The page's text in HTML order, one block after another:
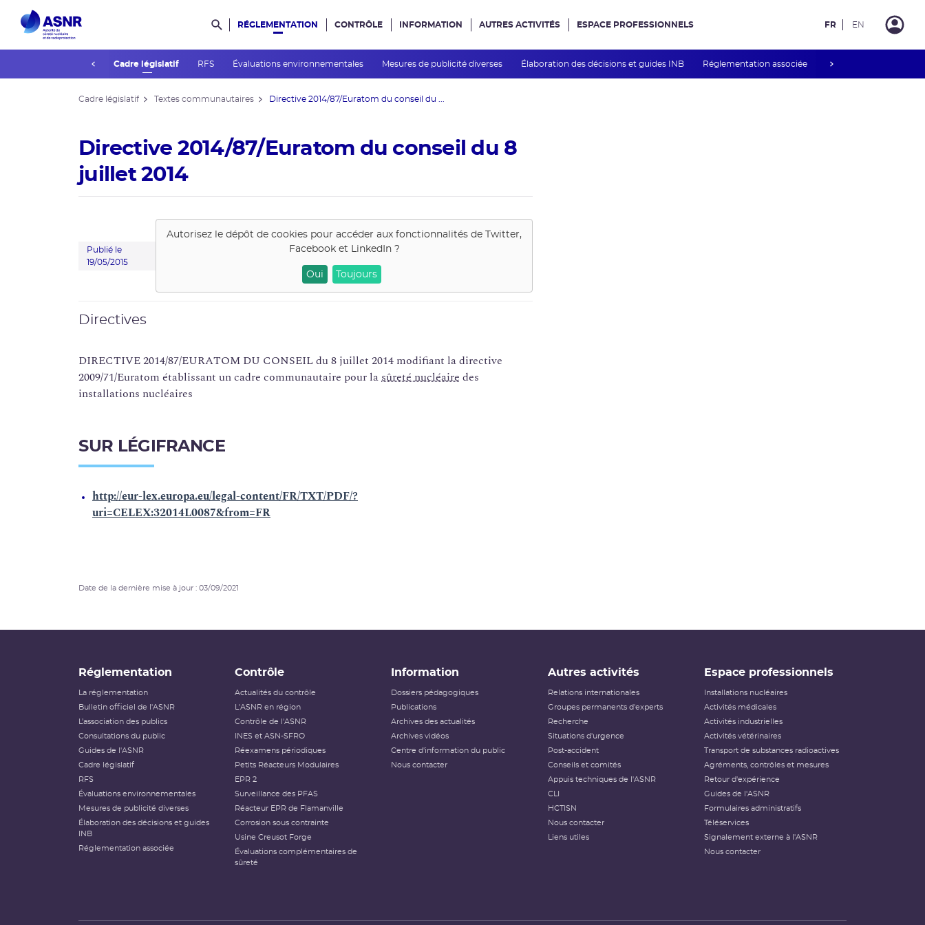
Rechercher dans le site
RÉGLEMENTATION
Guides de l'ASNR Cadre législatif RFS Évaluations environnementales Mesures de publicité diverses Élaboration des décisions et guides INB Réglementation associée
CONTRÔLE INFORMATION AUTRES ACTIVITÉS ESPACE PROFESSIONNELS FR EN
Cadre législatif Textes communautaires Directive 2014/87/Euratom du conseil du ...
Directive 2014/87/Euratom du conseil du 8
juillet 2014
Publié le
19/05/2015
Autorisez le dépôt de cookies pour accéder aux fonctionnalités de
Twitter,
Facebook et LinkedIn?
Oui Toujours
Directives
DIRECTIVE 2014/87/EURATOM DU CONSEIL du 8 juillet 2014 modifiant la directive
2009/71/Euratom établissant un cadre communautaire pour lasûreté nucléaire des
installations nucléaires
SUR LÉGIFRANCE
http://eur-lex.europa.eu/legal-content/FR/TXT/PDF/?
uri=CELEX:32014L0087&from=FR
Date de la dernière mise à jour : 03/09/2021
Réglementation
La réglementation
Bulletin officiel de l'ASNR
L’association des publics
Consultations du public
Guides de l'ASNR
Cadre législatif
RFS
Évaluations environnementales
Mesures de publicité diverses
Élaboration des décisions et guides
INB
Réglementation associée
Contrôle
Actualités du contrôle
L'ASNR en région
Contrôle de l'ASNR
INES et ASN-SFRO
Réexamens périodiques
Petits Réacteurs Modulaires
EPR 2
Surveillance des PFAS
Réacteur EPR de Flamanville
Corrosion sous contrainte
Usine Creusot Forge
Évaluations complémentaires de
sûreté
Information
Dossiers pédagogiques
Publications
Archives des actualités
Archives vidéos
Centre d'information du public
Nous contacter
Autres activités
Relations internationales
Groupes permanents d'experts
Recherche
Situations d'urgence
Post-accident
Conseils et comités
Appuis techniques de l'ASNR
CLI
HCTISN
Nous contacter
Liens utiles
Espace professionnels
Installations nucléaires
Activités médicales
Activités industrielles
Activités vétérinaires
Transport de substances radioactives
Agréments, contrôles et mesures
Retour d'expérience
Guides de l'ASNR
Formulaires administratifs
Téléservices
Signalement externe à l'ASNR
Nous contacter